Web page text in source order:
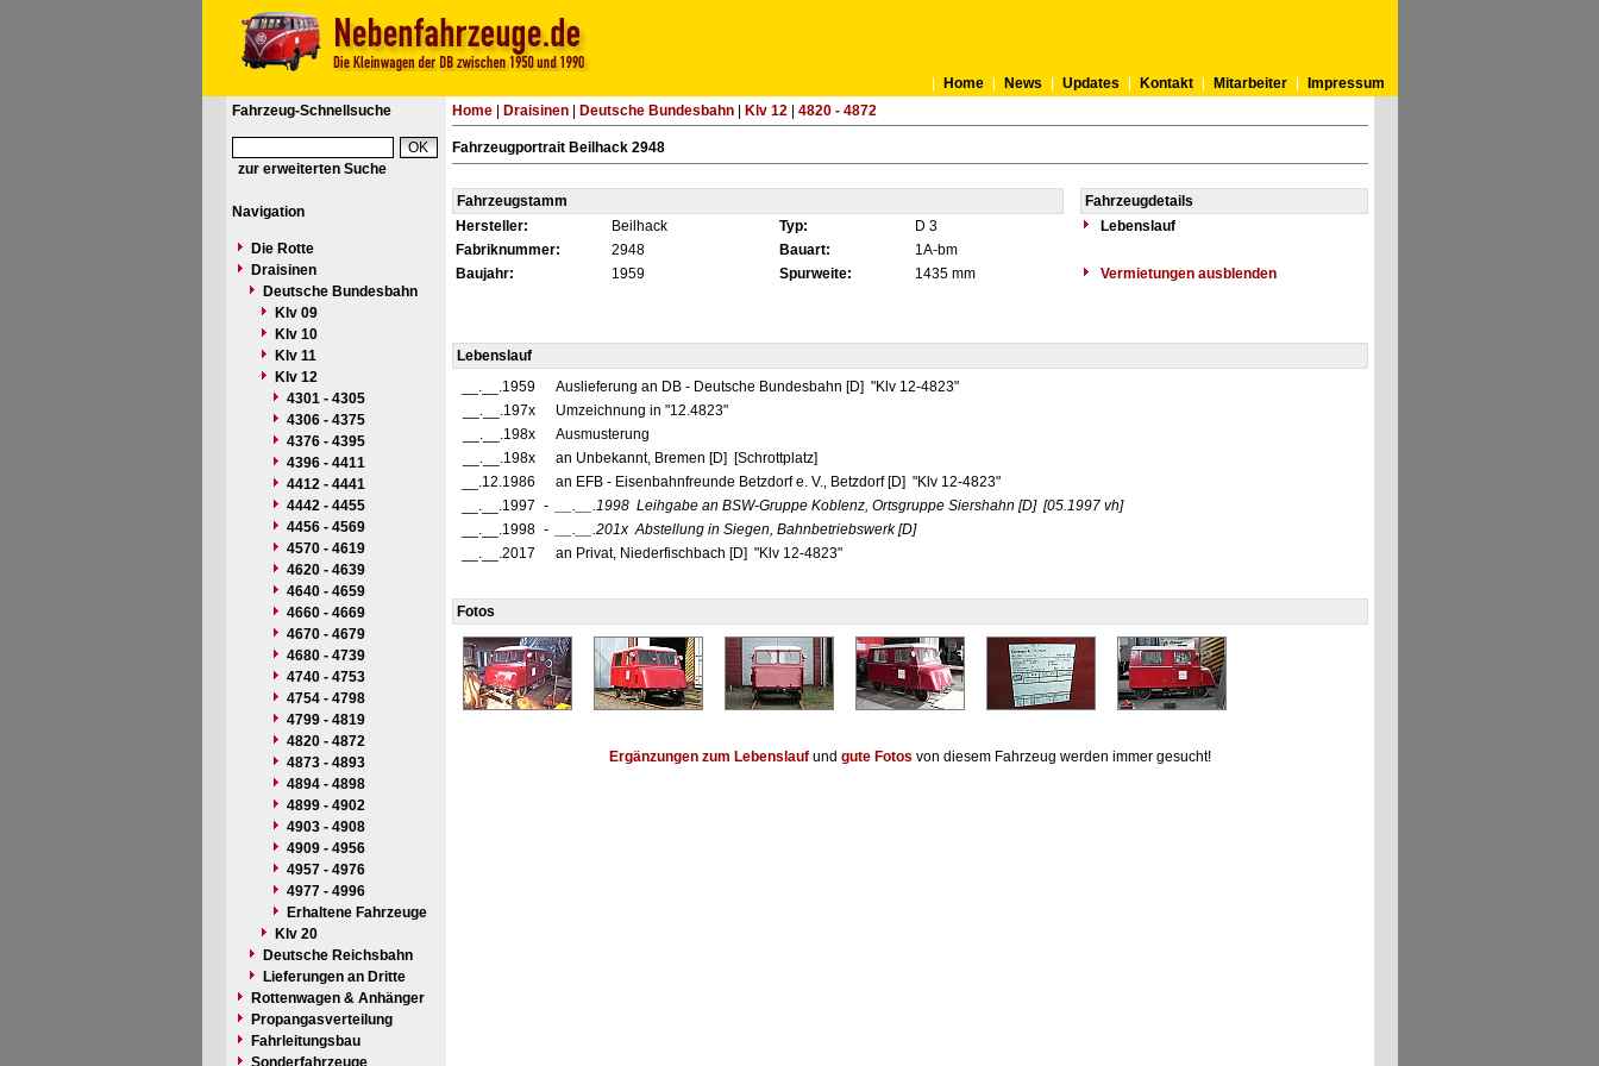
Home News Updates Kontakt Mitarbeiter
Impressum
Fahrzeug-Schnellsuche
zur erweiterten Suche
Navigation
Die Rotte
Draisinen
Deutsche Bundesbahn
Klv 09
Klv 10
Klv 11
Klv 12
4301 - 4305
4306 - 4375
4376 - 4395
4396 - 4411
4412 - 4441
4442 - 4455
4456 - 4569
4570 - 4619
4620 - 4639
4640 - 4659
4660 - 4669
4670 - 4679
4680 - 4739
4740 - 4753
4754 - 4798
4799 - 4819
4820 - 4872
4873 - 4893
4894 - 4898
4899 - 4902
4903 - 4908
4909 - 4956
4957 - 4976
4977 - 4996
Erhaltene Fahrzeuge
Klv 20
Deutsche Reichsbahn
Lieferungen an Dritte
Rottenwagen & Anhänger
Propangasverteilung
Fahrleitungsbau
Sonderfahrzeuge
Home| Draisinen| Deutsche Bundesbahn| Klv 12| 4820 - 4872
Fahrzeugportrait Beilhack 2948
Fahrzeugstamm
Fahrzeugdetails
Hersteller:
Beilhack Typ: D 3
Lebenslauf
Fabriknummer:
2948 Bauart:
1A-bm
Baujahr:
1959 Spurweite: 1435 mm Vermietungen ausblenden
Lebenslauf
__.__.1959
Auslieferung an DB - Deutsche Bundesbahn [D] "Klv 12-4823"
__.__.197x
Umzeichnung in "12.4823"
__.__.198x
Ausmusterung
__.__.198x
an Unbekannt, Bremen [D] [Schrottplatz]
__.12.1986
an EFB - Eisenbahnfreunde Betzdorf e. V., Betzdorf [D] "Klv 12-4823"
__.__.1997 - __.__.1998 Leihgabe an BSW-Gruppe Koblenz, Ortsgruppe Siershahn [D] [05.1997 vh]
__.__.1998 - __.__.201x Abstellung in Siegen, Bahnbetriebswerk [D]
__.__.2017
an Privat, Niederfischbach [D] "Klv 12-4823"
Fotos
Ergänzungen zum Lebenslaufund gute Fotos von diesem Fahrzeug werden immer gesucht!